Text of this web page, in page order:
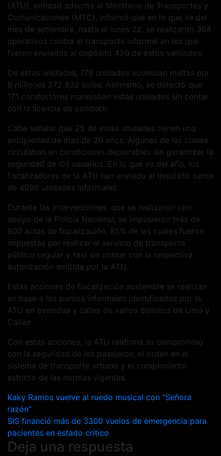
(ATU), entidad adscrita al Ministerio de Transportes y
Comunicaciones (MTC), informó que en lo que va del
mes de setiembre, hasta el lunes 22, se realizaron 364
operativos contra el transporte informal en los que
fueron enviados al depósito 420 de estos vehículos.
De estas unidades, 179 unidades acumulan multas por
8 millones 272 832 soles. Asimismo, se detectó que
171 conductores manejaban estas unidades sin contar
con la licencia de conducir.
Cabe señalar que 25 de estas unidades tienen una
antigüedad de más de 20 años. Algunas de las cuales
circulaban en condiciones deplorables sin garantizar la
seguridad de los usuarios. En lo que va del año, los
fiscalizadores de la ATU han enviado al depósito cerca
de 4000 unidades informales.
Durante las intervenciones, que se realizaron con
apoyo de la Policía Nacional, se impusieron más de
800 actas de fiscalización, 85% de las cuales fueron
impuestas por realizar el servicio de transporte
público regular y taxi sin contar con la respectiva
autorización emitida por la ATU.
Estas acciones de fiscalización sostenible se realizan
en base a los puntos informales identificados por la
ATU en avenidas y calles de varios distritos de Lima y
Callao.
Con estas acciones, la ATU reafirma su compromiso
con la seguridad de los pasajeros, el orden en el
sistema de transporte urbano y el cumplimiento
estricto de las normas vigentes.
Navegación
de
entradas
Kaky Ramos vuelve al ruedo musical con “Señora
razón”
SIS financió más de 3300 vuelos de emergencia para
pacientes en estado crítico
Deja una respuesta